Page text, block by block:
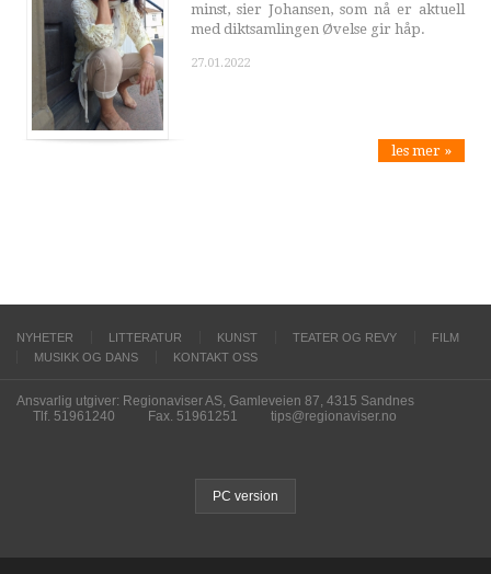
minst, sier Johansen, som nå er aktuell
med diktsamlingen Øvelse gir håp.
27.01.2022
les mer »
NYHETER LITTERATUR KUNST TEATER OG REVY
FILM
MUSIKK OG DANS
KONTAKT OSS
Ansvarlig utgiver: Regionaviser AS, Gamleveien 87, 4315 Sandnes
Tlf. 51961240
Fax. 51961251 tips@regionaviser.no
PC version